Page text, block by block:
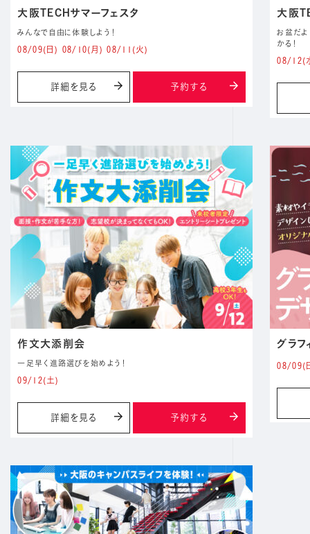
大阪TECHサマーフェスタ
みんなで自由に体験しよう！
08/09(日) 08/10(月) 08/11 (火)
詳細を見る 予約する
大阪
お盆だよ
かる！
08/12(
作文大添削会
一足早く進路選びを始めよう！
09/12(土)
詳細を見る 予約する
グラ
08/09(